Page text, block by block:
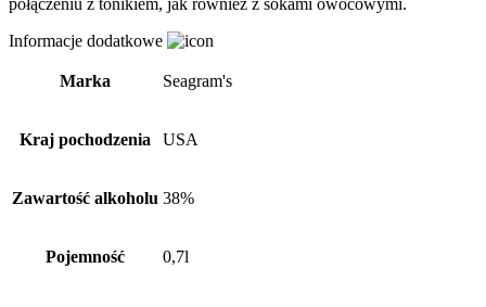
Informacje dodatkowe
Marka Seagram's
Kraj pochodzenia USA
Zawartość alkoholu 38%
Pojemność 0,7l